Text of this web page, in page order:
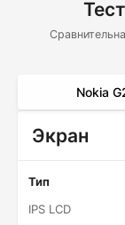
Nokia
Экран
Тип
IPS LCD